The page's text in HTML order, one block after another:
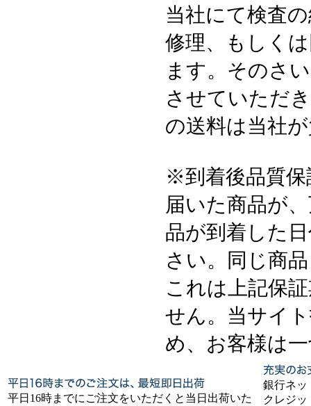
当社にて検査
修理、もしく
ます。そのさ
させていただ
の送料は当社
※到着後品質
届いた商品が
品が到着した
さい。同じ商
これは上記保
せん。当サイ
め、お客様は
平日16時までにご注文をいただくと当日出荷いた
銀行ネッ
クレジッ